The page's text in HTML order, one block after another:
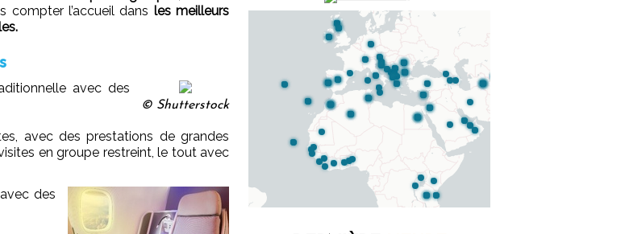
compter l’accueil dans les meilleurs
© Shutterstock
avec des
avec des prestations de grandes
en groupe restreint, le tout avec
des